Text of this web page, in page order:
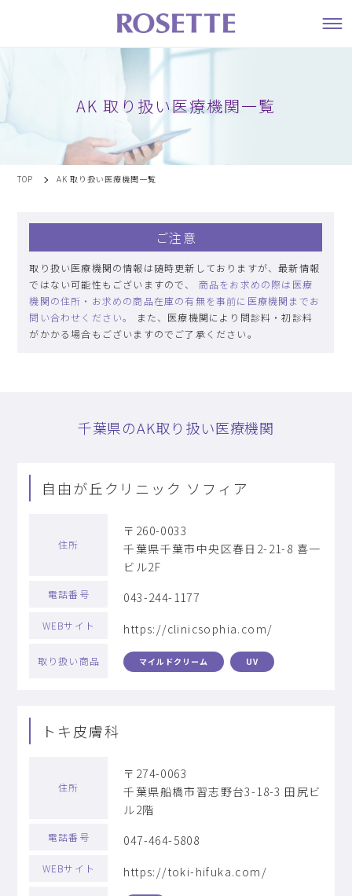
AK 取り扱い医療機関一覧
TOP AK 取り扱い医療機関一覧
ご注意
取り扱い医療機関の情報は随時更新しておりますが、最新情報
ではない可能性もございますので、 商品をお求めの際は医療
機関の住所・お求めの商品在庫の有無を事前に医療機関までお
問い合わせください。
また、医療機関により問診料・初診料
がかかる場合もございますのでご了承ください。
千葉県のAK取り扱い医療機関
自由が丘クリニック ソフィア
住所
〒260-0033
千葉県千葉市中央区春日2-21-8 喜一
ビル2F
電話番号 043-244-1177
WEBサイト https://clinicsophia.com/
取り扱い商品 マイルドクリーム UV
トキ皮膚科
住所
〒274-0063
千葉県船橋市習志野台3-18-3 田尻ビ
ル2階
電話番号 047-464-5808
WEBサイト https://toki-hifuka.com/